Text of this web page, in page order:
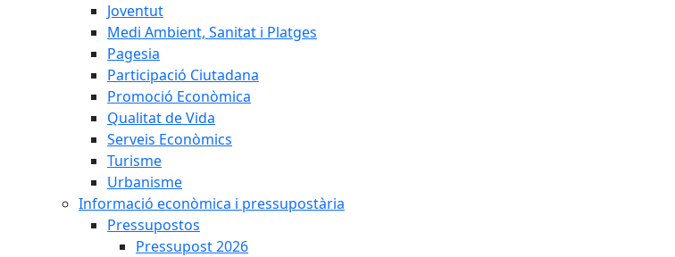
Joventut
Medi Ambient, Sanitat i Platges
Pagesia
Participació Ciutadana
Promoció Econòmica
Qualitat de Vida
Serveis Econòmics
Turisme
Urbanisme
Informació econòmica i pressupostària
Pressupostos
Pressupost 2026